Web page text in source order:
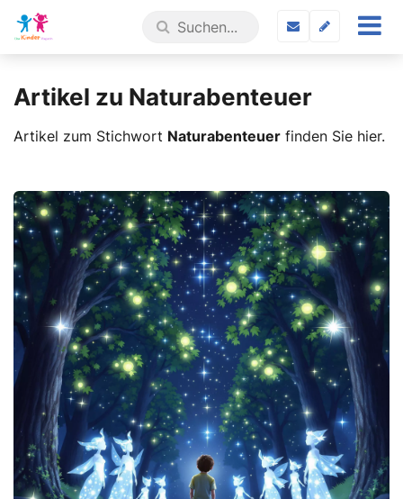
Artikel zu Naturabenteuer
Artikel zum Stichwort Naturabenteuer finden Sie hier.